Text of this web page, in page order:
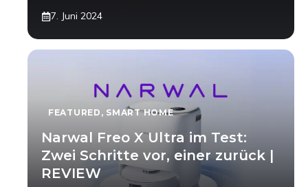
7. Juni 2024
FEATURED , SMART HOME
Narwal Freo X Ultra im Test:
Zwei Schritte vor, einer zurück |
REVIEW